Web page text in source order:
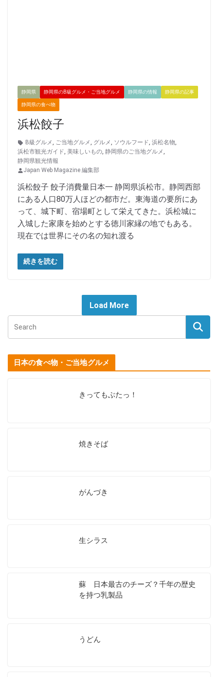
静岡県 静岡県のB級グルメ・ご当地グルメ 静岡県の情報 静岡県の記事
静岡県の食べ物
浜松餃子
B級グルメ, ご当地グルメ, グルメ, ソウルフード, 浜松名物,
浜松市観光ガイド, 美味しいもの, 静岡県のご当地グルメ,
静岡県観光情報
Japan Web Magazine 編集部
浜松餃子 餃子消費量日本一 静岡県浜松市。静岡西部
にある人口80万人ほどの都市だ。東海道の要所にあ
って、城下町、宿場町として栄えてきた。浜松城に
入城した家康を始めとする徳川家縁の地でもある。
現在では世界にその名の知れ渡る
続きを読む
Load More
日本の食べ物・ご当地グルメ
きってもぶたっ！
焼きそば
がんづき
生シラス
蘇 日本最古のチーズ？千年の歴史
を持つ乳製品
うどん